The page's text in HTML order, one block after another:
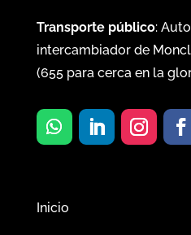
Transporte público:
intercambiador de
(655para cerca en la
Inicio